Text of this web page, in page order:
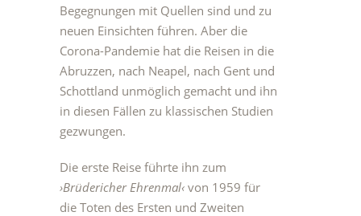
Begegnungen mit Quellen sind und zu
neuen Einsichten führen. Aber die
Corona-Pandemie hat die Reisen in die
Abruzzen, nach Neapel, nach Gent und
Schottland unmöglich gemacht und ihn
in diesen Fällen zu klassischen Studien
gezwungen.
Die erste Reise führte ihn zum
›Brüdericher Ehrenmal‹ von 1959 für
die Toten des Ersten und Zweiten